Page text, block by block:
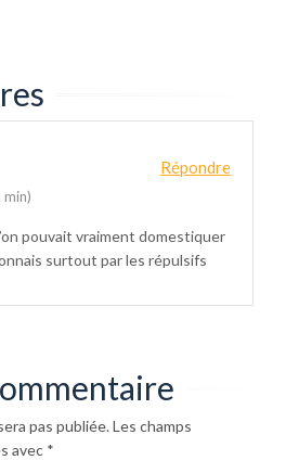
Répondre
pouvait vraiment domestiquer
surtout par les répulsifs
pas publiée.Les champs
avec *